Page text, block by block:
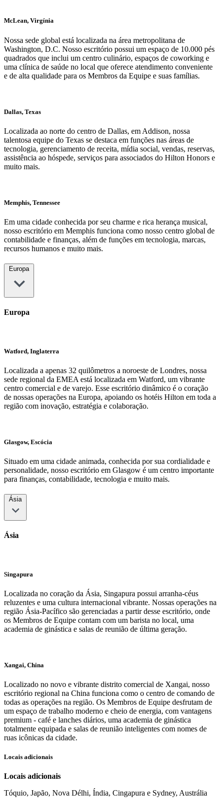
McLean, Virgínia
Nossa sede global está localizada na área metropolitana de
Washington, D.C. Nosso escritório possui um espaço de 10.000 pés
quadrados que inclui um centro culinário, espaços de coworking e
uma clínica de saúde no local que oferece atendimento conveniente
e de alta qualidade para os Membros da Equipe e suas famílias.
Dallas, Texas
Localizada ao norte do centro de Dallas, em Addison, nossa
talentosa equipe do Texas se destaca em funções nas áreas de
tecnologia, gerenciamento de receita, mídia social, vendas, reservas,
assistência ao hóspede, serviços para associados do Hilton Honors e
muito mais.
Memphis, Tennessee
Em uma cidade conhecida por seu charme e rica herança musical,
nosso escritório em Memphis funciona como nosso centro global de
contabilidade e finanças, além de funções em tecnologia, marcas,
recursos humanos e muito mais.
Europa
Europa
Watford, Inglaterra
Localizada a apenas 32 quilômetros a noroeste de Londres, nossa
sede regional da EMEA está localizada em Watford, um vibrante
centro comercial e de varejo. Esse escritório dinâmico é o coração
de nossas operações na Europa, apoiando os hotéis Hilton em toda a
região com inovação, estratégia e colaboração.
Glasgow, Escócia
Situado em uma cidade animada, conhecida por sua cordialidade e
personalidade, nosso escritório em Glasgow é um centro importante
para finanças, contabilidade, tecnologia e muito mais.
Ásia
Ásia
Singapura
Localizada no coração da Ásia, Singapura possui arranha-céus
reluzentes e uma cultura internacional vibrante. Nossas operações na
região Ásia-Pacífico são gerenciadas a partir desse escritório, onde
os Membros de Equipe contam com um barista no local, uma
academia de ginástica e salas de reunião de última geração.
Xangai, China
Localizado no novo e vibrante distrito comercial de Xangai, nosso
escritório regional na China funciona como o centro de comando de
todas as operações na região. Os Membros de Equipe desfrutam de
um espaço de trabalho moderno e cheio de energia, com vantagens
premium - café e lanches diários, uma academia de ginástica
totalmente equipada e salas de reunião inteligentes com nomes de
ruas icônicas da cidade.
Locais adicionais
Locais adicionais
Tóquio, Japão, Nova Délhi, Índia, Cingapura e Sydney, Austrália